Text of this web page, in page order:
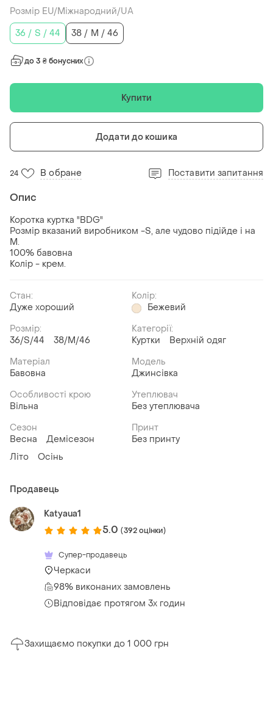
Розмір EU/Міжнародний/UA
36 / S / 44
38 / M / 46
до 3 ₴ бонусних
Купити
Додати до кошика
24 В обране Поставити запитання
Опис
Коротка куртка "BDG"
Розмір вказаний виробником -S, але чудово підійде і на
М.
100% бавовна
Колір - крем.
Стан:
Дуже хороший
Колір:
Бежевий
Розмір:
36/S/44
38/M/46
Категорії:
Куртки
Верхній одяг
Матеріал
Бавовна
Модель
Джинсівка
Особливості крою
Вільна
Утеплювач
Без утеплювача
Сезон
Весна
Демісезон
Літо
Осінь
Принт
Без принту
Продавець
Katyaua1
5.0 (392 оцінки)
Супер-продавець
Черкаси
98% виконаних замовлень
Відповідає протягом 3х годин
Захищаємо покупки до 1 000 грн